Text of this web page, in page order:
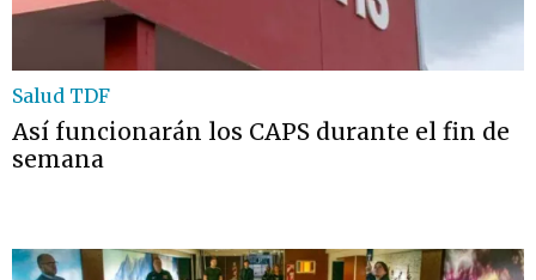
Salud TDF
Así funcionarán los CAPS durante el fin de
semana